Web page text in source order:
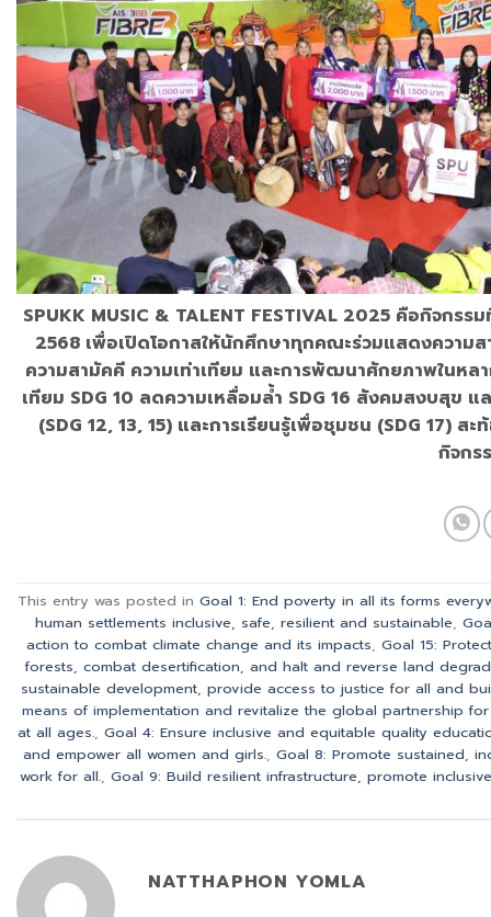
SPUKK MUSIC & TALENT FESTIVAL 2025 คือกิจกร
2568 เพื่อเปิดโอกาสให้นักศึกษาทุกคณะร่วมแสดงความ
ความสามัคคี ความเท่าเทียม และการพัฒนาศักยภาพในห
เทียม SDG 10 ลดความเหลื่อมล้ำ SDG 16 สังคมสงบสุข
(SDG 12, 13, 15) และการเรียนรู้เพื่อชุมชน (SDG 17)
กิจกร
This entry was posted in Goal 1: End poverty in all its forms
human settlements inclusive, safe, resilient and sustainable,
action to combat climate change and its impacts, Goal 15:
forests, combat desertification, and halt and reverse land
sustainable development, provide access to justice for all and
means of implementation and revitalize the global partnership
at all ages., Goal 4: Ensure inclusive and equitable quality
and empower all women and girls., Goal 8: Promote sustained,
work for all., Goal 9: Build resilient infrastructure, promote
NATTHAPHON YOMLA